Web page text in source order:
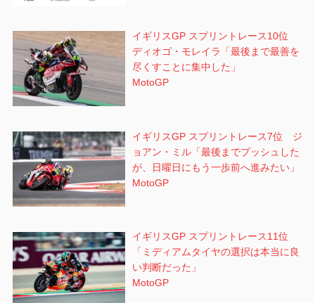
イギリスGP スプリントレース10位
ディオゴ・モレイラ「最後まで最善を
尽くすことに集中した」
MotoGP
イギリスGP スプリントレース7位 ジ
ョアン・ミル「最後までプッシュした
が、日曜日にもう一歩前へ進みたい」
MotoGP
イギリスGP スプリントレース11位
「ミディアムタイヤの選択は本当に良
い判断だった」
MotoGP